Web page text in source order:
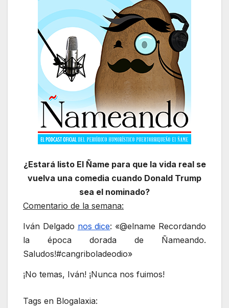
¿Estará listo El Ñame para que la vida real se
vuelva una comedia cuando Donald Trump
sea el nominado?
Comentario de la semana:
Iván Delgado nos dice: «@elname Recordando
la época dorada de Ñameando.
Saludos!#cangriboladeodio»
¡No temas, Iván! ¡Nunca nos fuimos!
Tags en Blogalaxia: